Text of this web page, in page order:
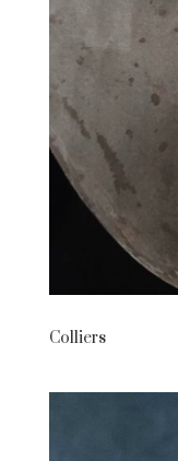
Colliers